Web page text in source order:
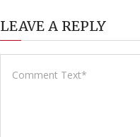
LEAVE A REPLY